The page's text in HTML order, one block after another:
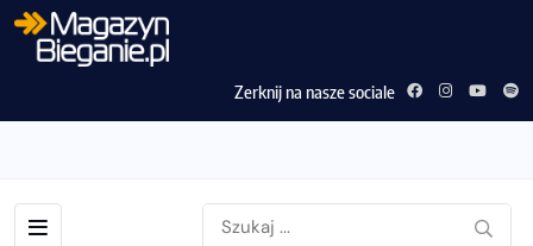
Zerknij na nasze sociale